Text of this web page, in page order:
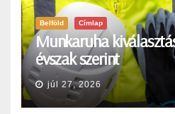
Belföld Címlap
Munkaruha
évszak szerint
júl 27, 2026